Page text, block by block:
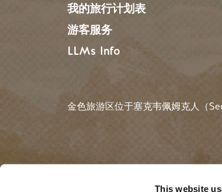
This website
我的旅行计划表
游客服务
LLMs Info
金色旅游区位于塞克韦佩姆克人（